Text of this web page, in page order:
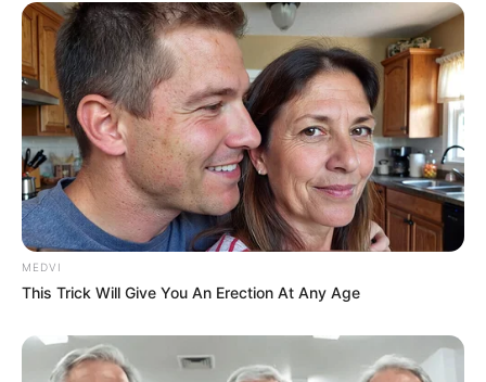
MEDVI
This Trick Will Give You An Erection At Any Age